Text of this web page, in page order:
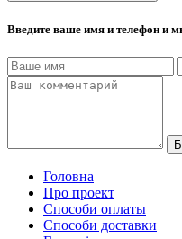
Введите ваше имя и телефон и
Головна
Про проект
Способи оплаты
Способи доставки